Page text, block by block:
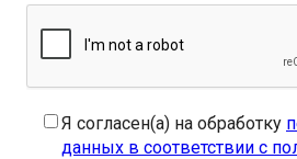
Я согласен(а) на обработку
данных в соответствии с